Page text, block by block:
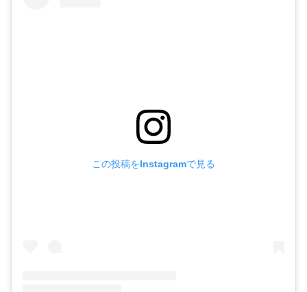
この投稿をInstagramで見る